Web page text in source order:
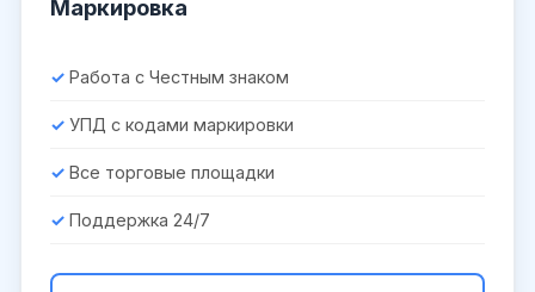
Маркировка
Работа с Честным знаком
УПД с кодами маркировки
Все торговые площадки
Поддержка 24/7